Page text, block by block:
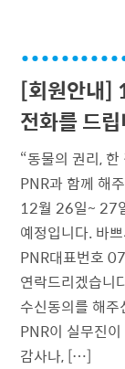
[회원안내]
전화를 드
“동물의 권리,
PNR과 함께 해
12월 26일~ 27
예정입니다. 바
PNR대표번호
연락드리겠습니
수신동의를 해
PNR이 실무진
감사나, […]